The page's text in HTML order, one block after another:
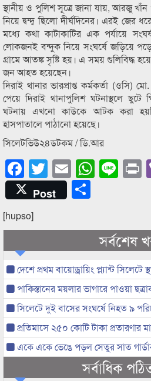
স্থানীয় ও পুলিশ সূত্রে জানা যায়, আরজু
নিয়ে দ্বন্দ্ব ছিলো দীর্ঘদিনের। এরই জের
মধ্যে কথা কাটাকাটির এক পর্যায়ে
লোকজনই বন্দুক নিয়ে সংঘর্ষে জড়িয়ে
গ্রামে আতঙ্ক সৃষ্টি হয়। এ সময় গুলিবিদ্ধ
জন আহত হয়েছেন।
দিরাই থানার ভারপ্রাপ্ত কর্মকর্তা (ওসি)
পেয়ে দিরাই থানাপুলিশ ঘটনাস্থলে ছুটে
ঘটনায় এখনো কাউকে আটক করা
হাসপাতালে পাঠানো হয়েছে।
সিলেটভিউ২৪ডটকম / ডি.আর
Facebook
Twitter
Email
Post
[hupso]
সর্বশেষ
দেশে প্রথম বায়োড্রায়িং প্ল্যান্ট সিলেটে
পাকিস্তানের ময়লার ভাগারে পাওয়া
সিলেটে দুই বাসের সংঘর্ষে নিহত ৯
প্রতিমাসে ২৫০ কোটি টাকা প্রতারণার
একে একে ভেঙে পড়ল সেতুর সাত
সর্বাধিক